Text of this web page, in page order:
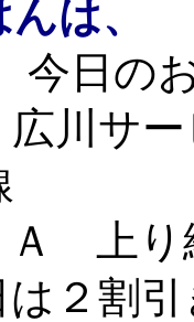
は、
上り
２割